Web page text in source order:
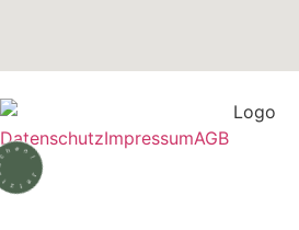
DatenschutzImpressumAGB